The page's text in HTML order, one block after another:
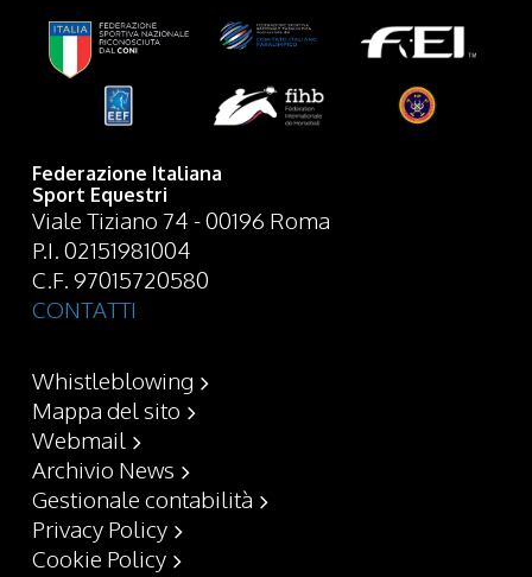
Federazione Italiana
Sport Equestri
Viale Tiziano 74 - 00196 Roma
P.I. 02151981004
C.F. 97015720580
CONTATTI
Whistleblowing
Mappa del sito
Webmail
Archivio News
Gestionale contabilità
Privacy Policy
Cookie Policy